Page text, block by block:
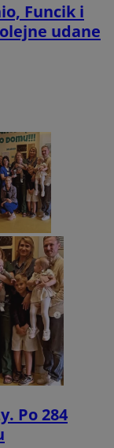
Funcik i
udane
Po 284